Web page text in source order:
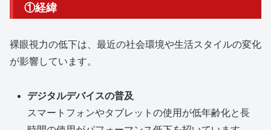
①経緯
裸眼視力の低下は、最近の社会環境や生活スタイルの変化
が影響しています。
デジタルデバイスの普及
スマートフォンやタブレットの使用が低年齢化と長